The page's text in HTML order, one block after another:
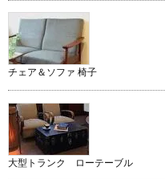
チェア＆ソファ 椅子
大型トランク ローテーブル